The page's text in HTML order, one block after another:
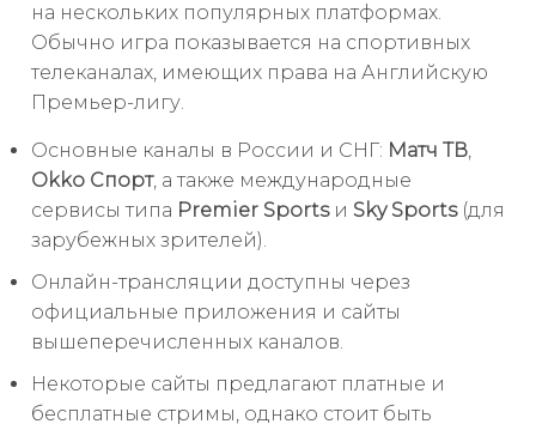
на нескольких популярных платформах.
Обычно игра показывается на спортивных
телеканалах, имеющих права на Английскую
Премьер-лигу.
Основные каналы в России и СНГ: Матч ТВ,
Okko Спорт, а также международные
сервисы типа Premier Sportsи Sky Sports(для
зарубежных зрителей).
Онлайн-трансляции доступны через
официальные приложения и сайты
вышеперечисленных каналов.
Некоторые сайты предлагают платные и
бесплатные стримы, однако стоит быть